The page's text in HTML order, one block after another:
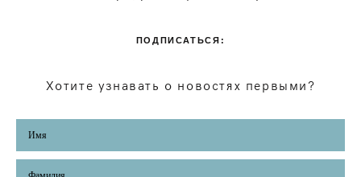
ПОДПИСАТЬСЯ:
Хотите узнавать о новостях первыми?